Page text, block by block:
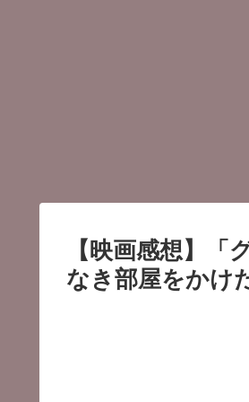
【映画感想】
なき部屋をかけ